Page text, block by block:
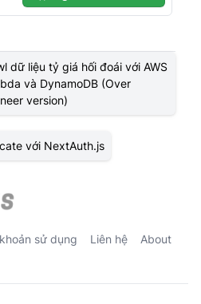
dữ liệu tỷ giá hối đoái với AWS
và DynamoDB (Over
version)
với NextAuth.js
sử dụng Liên hệ
About